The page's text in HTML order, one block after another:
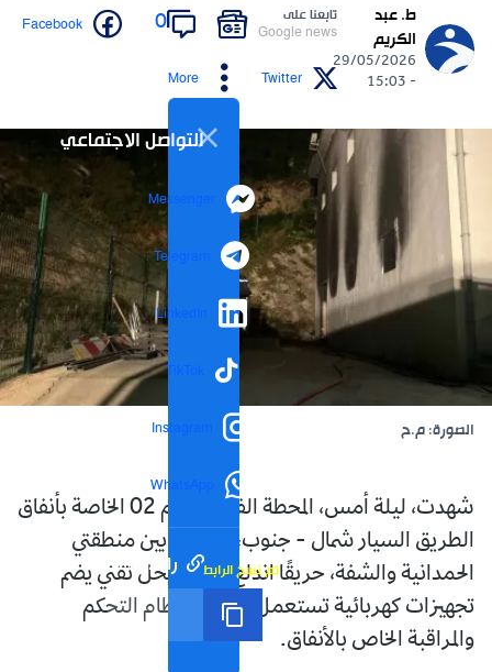
ط. عبد
الكريم
29/05/2026
- 15:03
تابعنا على
Google news
0
Facebook
Twitter
More
التواصل الاجتماعي
Messenger
Telegram
LinkedIn
TikTok
Instagram
WhatsApp
رابط مختصر تم نسخ الرابط
الصورة: م.ح
شهدت، ليلة أمس، المحطة الفرعية رقم 02 الخاصة بأنفاق
الطريق السيار شمال - جنوب، الواقعة بين منطقتي
الحمدانية والشفة، حريقًا اندلع داخل محل تقني يضم
تجهيزات كهربائية تستعمل جزئيًا في نظام التحكم
والمراقبة الخاص بالأنفاق.